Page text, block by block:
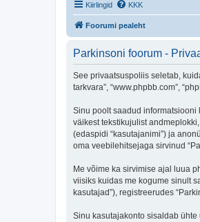
Kiirlingid KKK
Foorumi pealeht
Parkinsoni foorum -
See privaatsuspoliis seletab,
tarkvara”, “www.phpbb.com”,
Sinu poolt saadud informatsiooni
väikest tekstikujulist
(edaspidi “kasutajanimi”) ja
oma veebilehitsejaga sirvinud
Me võime ka sirvimise ajal luua
viisiks kuidas me kogume sinult
kasutajad”), registreerudes
Sinu kasutajakonto sisaldab